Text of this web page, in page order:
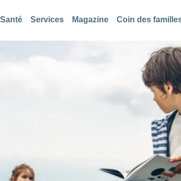
Santé Services Magazine Coin des